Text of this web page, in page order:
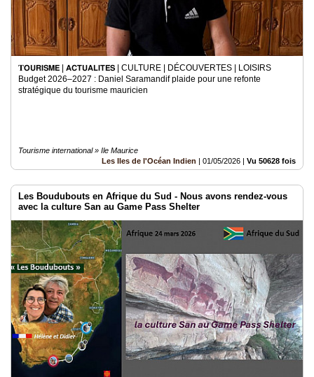
𝐓𝗢𝗨𝗥𝗜𝗦𝗠𝗘 | 𝗔𝗖𝗧𝗨𝗔𝗟𝗜𝗧𝗘́𝗦 | CULTURE | DÉCOUVERTES | LOISIRS
Budget 2026–2027 : Daniel Saramandif plaide pour une refonte
stratégique du tourisme mauricien
Tourisme international » Ile Maurice
Les Iles de l'Océan Indien | 01/05/2026 | Vu 50628 fois
Les Boudubouts en Afrique du Sud - Nous avons rendez-vous
avec la culture San au Game Pass Shelter